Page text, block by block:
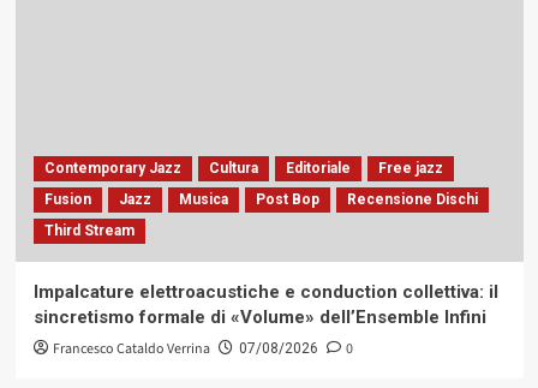
Contemporary Jazz Cultura Editoriale
Free jazz
Fusion
Jazz Musica Post Bop
Recensione Dischi
Third Stream
Impalcature elettroacustiche e conduction collettiva: il
sincretismo formale di «Volume» dell’Ensemble Infini
Francesco Cataldo Verrina 07/08/2026 0